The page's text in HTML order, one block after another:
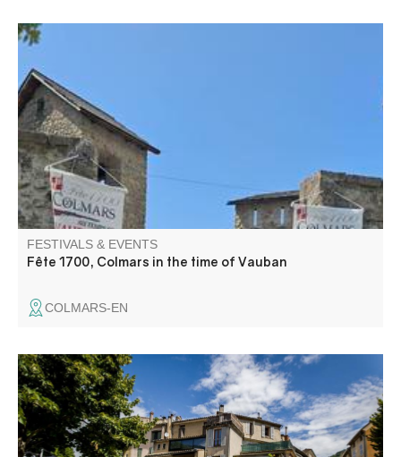
entertainment, tours, theater, music, street performances,
and shows! Dress up to make the festival even more fun.
FESTIVALS & EVENTS
Fête 1700, Colmars in the time of Vauban
COLMARS-EN
Immerse yourself in the Annot of yesteryear, from 1800
through the Belle Époque to the 1930s. Thanks to the
diversity and richness of its activities, this unique event
brings together residents, visitors, and enthusiasts for a